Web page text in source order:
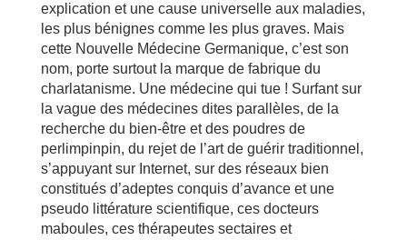
explication et une cause universelle aux maladies,
les plus bénignes comme les plus graves. Mais
cette Nouvelle Médecine Germanique, c’est son
nom, porte surtout la marque de fabrique du
charlatanisme. Une médecine qui tue ! Surfant sur
la vague des médecines dites parallèles, de la
recherche du bien-être et des poudres de
perlimpinpin, du rejet de l’art de guérir traditionnel,
s’appuyant sur Internet, sur des réseaux bien
constitués d’adeptes conquis d’avance et une
pseudo littérature scientifique, ces docteurs
maboules, ces thérapeutes sectaires et